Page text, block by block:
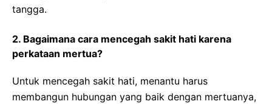
tangga.
2. Bagaimana cara mencegah sakit hati karena
perkataan mertua?
Untuk mencegah sakit hati, menantu harus
membangun hubungan yang baik dengan mertuanya,